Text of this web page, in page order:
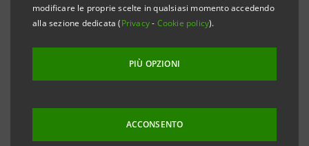
modificare le proprie scelte in qualsiasi momento accedendo
alla sezione dedicata (Privacy- Cookie policy).
PIÙ OPZIONI
ACCONSENTO
britannica
Gruppo Financial Times di riferimento per il settore,